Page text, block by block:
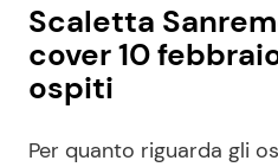
Scaletta
cover 10
ospiti
Per quanto riguarda gli